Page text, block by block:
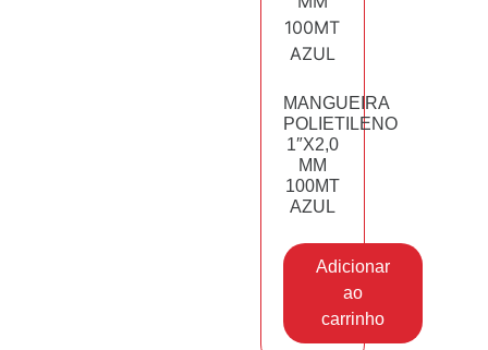
MANGUEIRA
POLIETILENO
1″X2,0
MM
100MT
AZUL
Adicionar
ao
carrinho